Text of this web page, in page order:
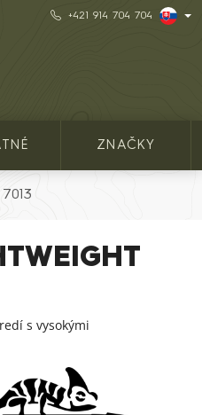
+421 914 704 704
ZNAČKY
s vysokými